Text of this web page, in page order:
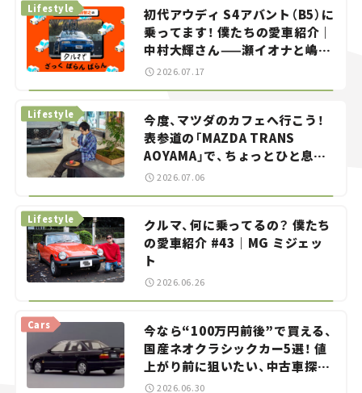
初代アウディ S4アバント（B5）に
乗ってます！ 僕たちの愛車紹介｜
中村大輝さん——瀬イオナと嶋田
智之の「クルマでざっくばらんば
らん！」＃20
Lifestyle
2026.07.17
今度、マツダのカフェへ行こう！
表参道の「MAZDA TRANS
AOYAMA」で、ちょっとひと息。
——連載｜CCGとクルマでどうす
Lifestyle
2026.07.06
クルマ、何に乗ってるの？ 僕たち
の愛車紹介 #43｜MG ミジェッ
ト
Lifestyle
2026.06.26
今なら“100万円前後”で買える、
国産ネオクラシックカー5選！ 値
上がり前に狙いたい、中古車探し
をお手伝い――ちょっとイケてるマ
Cars
2026.06.30